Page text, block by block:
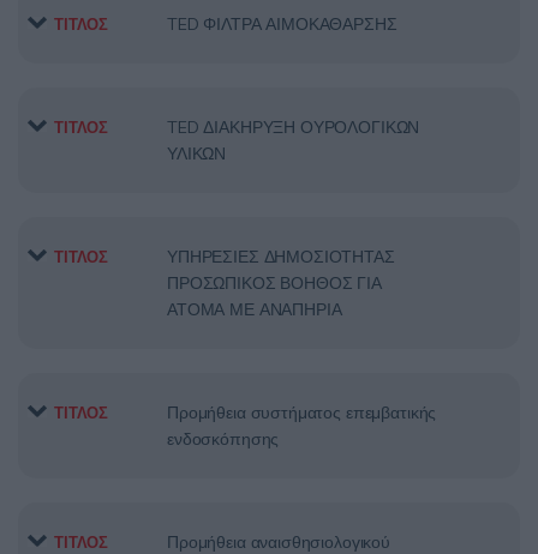
ΤΙΤΛΟΣ TED ΦΙΛΤΡΑ ΑΙΜΟΚΑΘΑΡΣΗΣ
ΤΙΤΛΟΣ
TED ΔΙΑΚΗΡΥΞΗ ΟΥΡΟΛΟΓΙΚΩΝ
ΥΛΙΚΩΝ
ΤΙΤΛΟΣ
ΥΠΗΡΕΣΙΕΣ ΔΗΜΟΣΙΟΤΗΤΑΣ
ΠΡΟΣΩΠΙΚΟΣ ΒΟΗΘΟΣ ΓΙΑ
ΑΤΟΜΑ ΜΕ ΑΝΑΠΗΡΙΑ
ΤΙΤΛΟΣ
Προμήθεια συστήματος επεμβατικής
ενδοσκόπησης
ΤΙΤΛΟΣ
Προμήθεια αναισθησιολογικού